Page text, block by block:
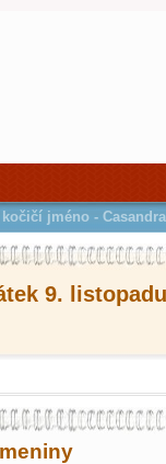
9. listopadu
jméno - Casandra